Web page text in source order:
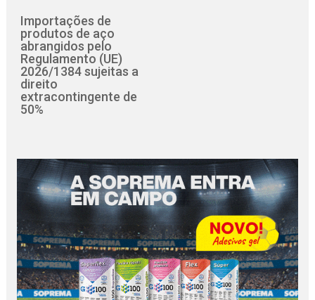
Importações de
produtos de aço
abrangidos pelo
Regulamento (UE)
2026/1384 sujeitas a
direito
extracontingente de
50%